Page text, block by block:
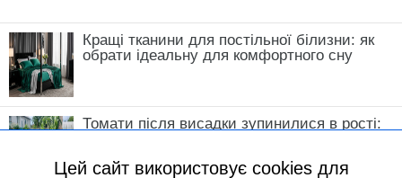
Кращі тканини для постільної білизни: як
обрати ідеальну для комфортного сну
Томати після висадки зупинилися в рості:
Цей сайт використовує cookies для